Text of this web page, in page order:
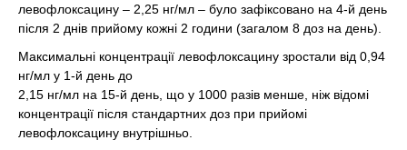
левофлоксацину – 2,25 нг/мл – було зафіксовано на 4-й день
після 2 днів прийому кожні 2 години (загалом 8 доз на день).
Максимальні концентрації левофлоксацину зростали від 0,94
нг/мл у 1-й день до
2,15 нг/мл на 15-й день, що у 1000 разів менше, ніж відомі
концентрації після стандартних доз при прийомі
левофлоксацину внутрішньо.